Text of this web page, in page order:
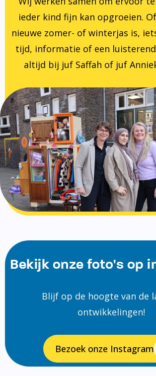
ieder kind fijn kan opgroeien.
nieuwe zomer- of winterjas is,
tijd, informatie of een
altijd bij juf Saffah of juf
Bekijk onze foto's op
Blijf op de hoogte van de
ontwikkelingen!
Bezoek onze Instagram